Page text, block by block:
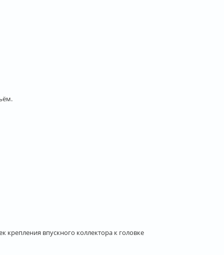
крепления впускного коллектора к головке